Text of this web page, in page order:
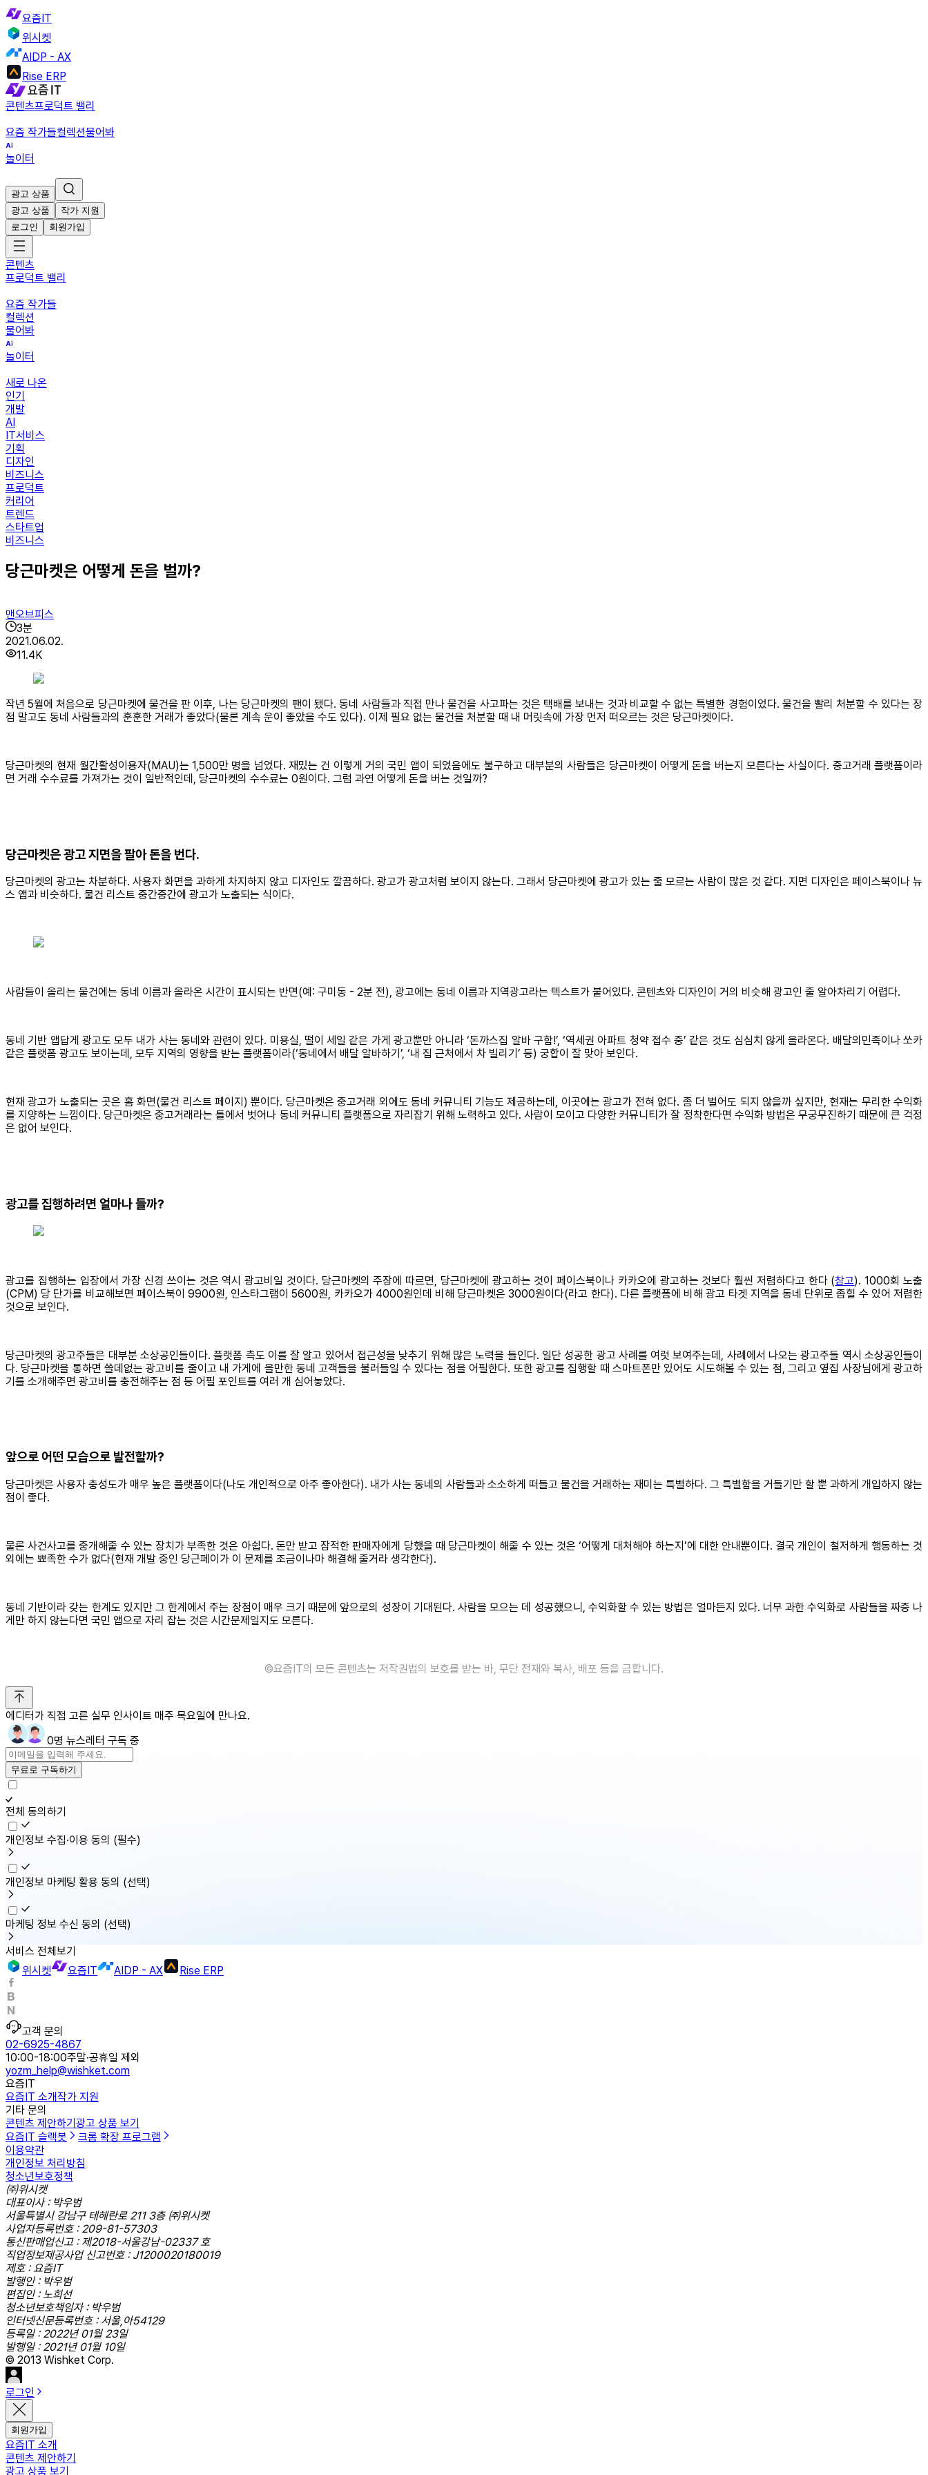
요즘IT
위시켓
AIDP - AX
Rise ERP
콘텐츠프로덕트 밸리
요즘 작가들컬렉션물어봐
놀이터
광고 상품
광고 상품
작가 지원
로그인
회원가입
콘텐츠
프로덕트 밸리
요즘 작가들
컬렉션
물어봐
놀이터
새로 나온
인기
개발
AI
IT서비스
기획
디자인
비즈니스
프로덕트
커리어
트렌드
스타트업
비즈니스
당근마켓은 어떻게 돈을 벌까?
맨오브피스
3분
2021.06.02.
11.4K
작년 5월에 처음으로 당근마켓에 물건을 판 이후, 나는 당근마켓의 팬이 됐다. 동네 사람들과 직접 만나 물건을 사고파는 것은 택배를 보내는 것과 비교할 수 없는 특별한 경험이었다. 물건을 빨리 처분할 수 있다는 장
점 말고도 동네 사람들과의 훈훈한 거래가 좋았다(물론 계속 운이 좋았을 수도 있다). 이제 필요 없는 물건을 처분할 때 내 머릿속에 가장 먼저 떠오르는 것은 당근마켓이다.
당근마켓의 현재 월간활성이용자(MAU)는 1,500만 명을 넘었다. 재밌는 건 이렇게 거의 국민 앱이 되었음에도 불구하고 대부분의 사람들은 당근마켓이 어떻게 돈을 버는지 모른다는 사실이다. 중고거래 플랫폼이라
면 거래 수수료를 가져가는 것이 일반적인데, 당근마켓의 수수료는 0원이다. 그럼 과연 어떻게 돈을 버는 것일까?
당근마켓은 광고 지면을 팔아 돈을 번다.
당근마켓의 광고는 차분하다. 사용자 화면을 과하게 차지하지 않고 디자인도 깔끔하다. 광고가 광고처럼 보이지 않는다. 그래서 당근마켓에 광고가 있는 줄 모르는 사람이 많은 것 같다. 지면 디자인은 페이스북이나 뉴
스 앱과 비슷하다. 물건 리스트 중간중간에 광고가 노출되는 식이다.
사람들이 올리는 물건에는 동네 이름과 올라온 시간이 표시되는 반면(예: 구미동 - 2분 전), 광고에는 동네 이름과 지역광고라는 텍스트가 붙어있다. 콘텐츠와 디자인이 거의 비슷해 광고인 줄 알아차리기 어렵다.
동네 기반 앱답게 광고도 모두 내가 사는 동네와 관련이 있다. 미용실, 떨이 세일 같은 가게 광고뿐만 아니라 ‘돈까스집 알바 구함!’, ‘역세권 아파트 청약 접수 중’ 같은 것도 심심치 않게 올라온다. 배달의민족이나 쏘카
같은 플랫폼 광고도 보이는데, 모두 지역의 영향을 받는 플랫폼이라(‘동네에서 배달 알바하기’, ‘내 집 근처에서 차 빌리기’ 등) 궁합이 잘 맞아 보인다.
현재 광고가 노출되는 곳은 홈 화면(물건 리스트 페이지) 뿐이다. 당근마켓은 중고거래 외에도 동네 커뮤니티 기능도 제공하는데, 이곳에는 광고가 전혀 없다. 좀 더 벌어도 되지 않을까 싶지만, 현재는 무리한 수익화
를 지양하는 느낌이다. 당근마켓은 중고거래라는 틀에서 벗어나 동네 커뮤니티 플랫폼으로 자리잡기 위해 노력하고 있다. 사람이 모이고 다양한 커뮤니티가 잘 정착한다면 수익화 방법은 무궁무진하기 때문에 큰 걱정
은 없어 보인다.
광고를 집행하려면 얼마나 들까?
광고를 집행하는 입장에서 가장 신경 쓰이는 것은 역시 광고비일 것이다. 당근마켓의 주장에 따르면, 당근마켓에 광고하는 것이 페이스북이나 카카오에 광고하는 것보다 훨씬 저렴하다고 한다 (참고). 1000회 노출
(CPM) 당 단가를 비교해보면 페이스북이 9900원, 인스타그램이 5600원, 카카오가 4000원인데 비해 당근마켓은 3000원이다(라고 한다). 다른 플랫폼에 비해 광고 타겟 지역을 동네 단위로 좁힐 수 있어 저렴한
것으로 보인다.
당근마켓의 광고주들은 대부분 소상공인들이다. 플랫폼 측도 이를 잘 알고 있어서 접근성을 낮추기 위해 많은 노력을 들인다. 일단 성공한 광고 사례를 여럿 보여주는데, 사례에서 나오는 광고주들 역시 소상공인들이
다. 당근마켓을 통하면 쓸데없는 광고비를 줄이고 내 가게에 올만한 동네 고객들을 불러들일 수 있다는 점을 어필한다. 또한 광고를 집행할 때 스마트폰만 있어도 시도해볼 수 있는 점, 그리고 옆집 사장님에게 광고하
기를 소개해주면 광고비를 충전해주는 점 등 어필 포인트를 여러 개 심어놓았다.
앞으로 어떤 모습으로 발전할까?
당근마켓은 사용자 충성도가 매우 높은 플랫폼이다(나도 개인적으로 아주 좋아한다). 내가 사는 동네의 사람들과 소소하게 떠들고 물건을 거래하는 재미는 특별하다. 그 특별함을 거들기만 할 뿐 과하게 개입하지 않는
점이 좋다.
물론 사건사고를 중개해줄 수 있는 장치가 부족한 것은 아쉽다. 돈만 받고 잠적한 판매자에게 당했을 때 당근마켓이 해줄 수 있는 것은 ‘어떻게 대처해야 하는지’에 대한 안내뿐이다. 결국 개인이 철저하게 행동하는 것
외에는 뾰족한 수가 없다(현재 개발 중인 당근페이가 이 문제를 조금이나마 해결해 줄거라 생각한다).
동네 기반이라 갖는 한계도 있지만 그 한계에서 주는 장점이 매우 크기 때문에 앞으로의 성장이 기대된다. 사람을 모으는 데 성공했으니, 수익화할 수 있는 방법은 얼마든지 있다. 너무 과한 수익화로 사람들을 짜증 나
게만 하지 않는다면 국민 앱으로 자리 잡는 것은 시간문제일지도 모른다.­
©️요즘IT의 모든 콘텐츠는 저작권법의 보호를 받는 바, 무단 전재와 복사, 배포 등을 금합니다.
에디터가 직접 고른 실무 인사이트 매주 목요일에 만나요.
0명 뉴스레터 구독 중
무료로 구독하기
전체 동의하기
개인정보 수집·이용 동의 (필수)
개인정보 마케팅 활용 동의 (선택)
마케팅 정보 수신 동의 (선택)
서비스 전체보기
위시켓
요즘IT AIDP - AX Rise ERP
고객 문의
02-6925-4867
10:00-18:00주말·공휴일 제외
yozm_help@wishket.com
요즘IT
요즘IT 소개작가 지원
기타 문의
콘텐츠 제안하기광고 상품 보기
요즘IT 슬랙봇
크롬 확장 프로그램
이용약관
개인정보 처리방침
청소년보호정책
㈜위시켓
대표이사 : 박우범
서울특별시 강남구 테헤란로 211 3층 ㈜위시켓
사업자등록번호 : 209-81-57303
통신판매업신고 : 제2018-서울강남-02337 호
직업정보제공사업 신고번호 : J1200020180019
제호 : 요즘IT
발행인 : 박우범
편집인 : 노희선
청소년보호책임자 : 박우범
인터넷신문등록번호 : 서울,아54129
등록일 : 2022년 01월 23일
발행일 : 2021년 01월 10일
© 2013 Wishket Corp.
로그인
회원가입
요즘IT 소개
콘텐츠 제안하기
광고 상품 보기